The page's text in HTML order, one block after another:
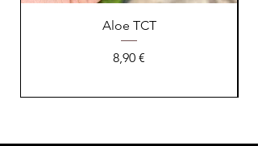
Aloe TCT
Prix
8,90 €